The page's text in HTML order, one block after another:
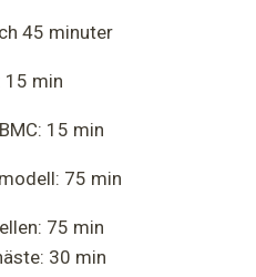
45 minuter
15 min
15 min
75 min
75 min
30 min